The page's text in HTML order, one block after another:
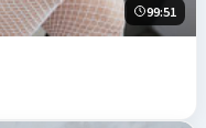
99:51